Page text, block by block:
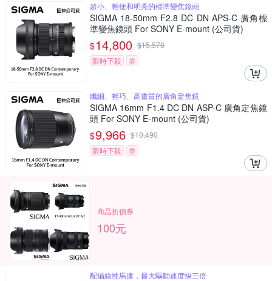
超小、輕便和明亮的標準變焦鏡頭
SIGMA 18-50mm F2.8 DC DN APS-C 廣角標
準變焦鏡頭 For SONY E-mount (公司貨)
$14,800 $15,578
限時下殺
券
纖細、輕巧、高畫質的廣角定焦鏡
SIGMA 16mm F1.4 DC DN ASP-C 廣角定焦鏡
頭 For SONY E-mount (公司貨)
$9,966 $10,490
限時下殺
券
商品折價券
100元
配備線性馬達，最大驅動速度快三倍